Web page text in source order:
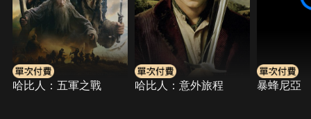
哈比人：五軍之戰 哈比人：意外旅程 暴蜂尼亞